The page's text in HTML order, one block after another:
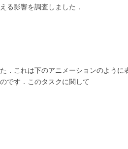
る影響を調査しました．
．これは下のアニメーションのように
です．このタスクに関して